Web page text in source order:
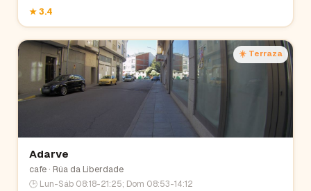
★3.4
☀️ Terraza
Adarve
cafe· Rúa da Liberdade
🕒 Lun-Sáb 08:18-21:25; Dom 08:53-14:12